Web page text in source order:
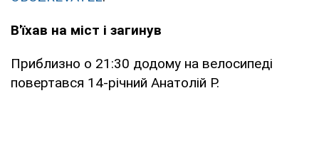
В'їхав на міст і загинув
Приблизно о 21:30 додому на велосипеді
повертався 14-річний Анатолій Р.